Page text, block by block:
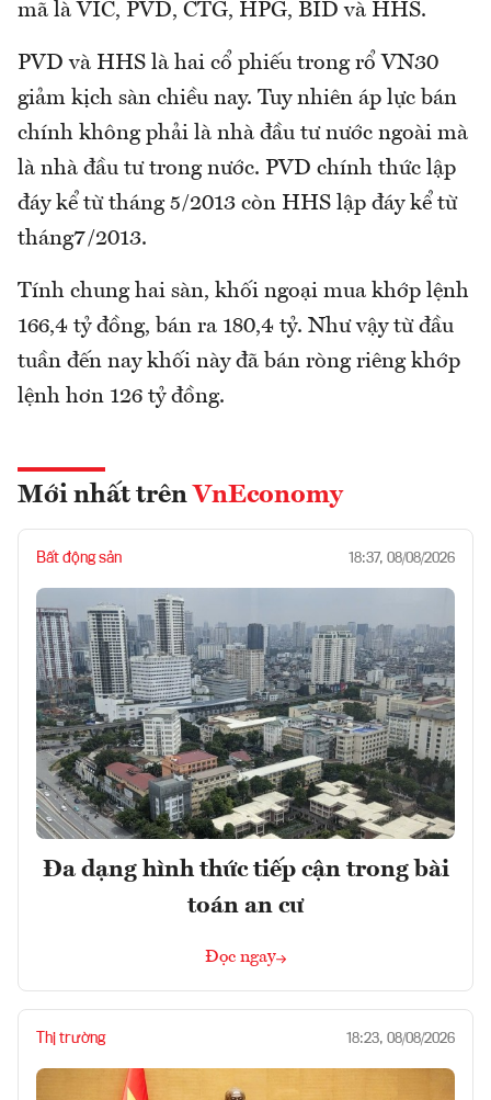
mã là VIC, PVD, CTG, HPG, BID và HHS.
PVD và HHS là hai cổ phiếu trong rổ VN30
giảm kịch sàn chiều nay. Tuy nhiên áp lực bán
chính không phải là nhà đầu tư nước ngoài mà
là nhà đầu tư trong nước. PVD chính thức lập
đáy kể từ tháng 5/2013 còn HHS lập đáy kể từ
tháng7/2013.
Tính chung hai sàn, khối ngoại mua khớp lệnh
166,4 tỷ đồng, bán ra 180,4 tỷ. Như vậy từ đầu
tuần đến nay khối này đã bán ròng riêng khớp
lệnh hơn 126 tỷ đồng.
Mới nhất trên VnEconomy
Bất động sản 18:37, 08/08/2026
Đa dạng hình thức tiếp cận trong bài
toán an cư
Đọc ngay
Thị trường 18:23, 08/08/2026